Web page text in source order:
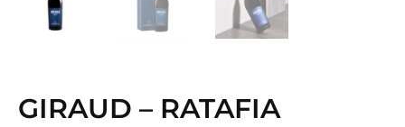
GIRAUD – RATAFIA